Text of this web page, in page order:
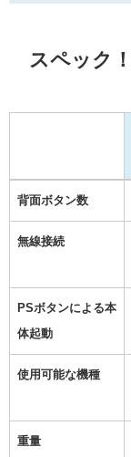
スペック！
背面ボタン数
無線接続
PSボタンによる本
体起動
使用可能な機種
重量